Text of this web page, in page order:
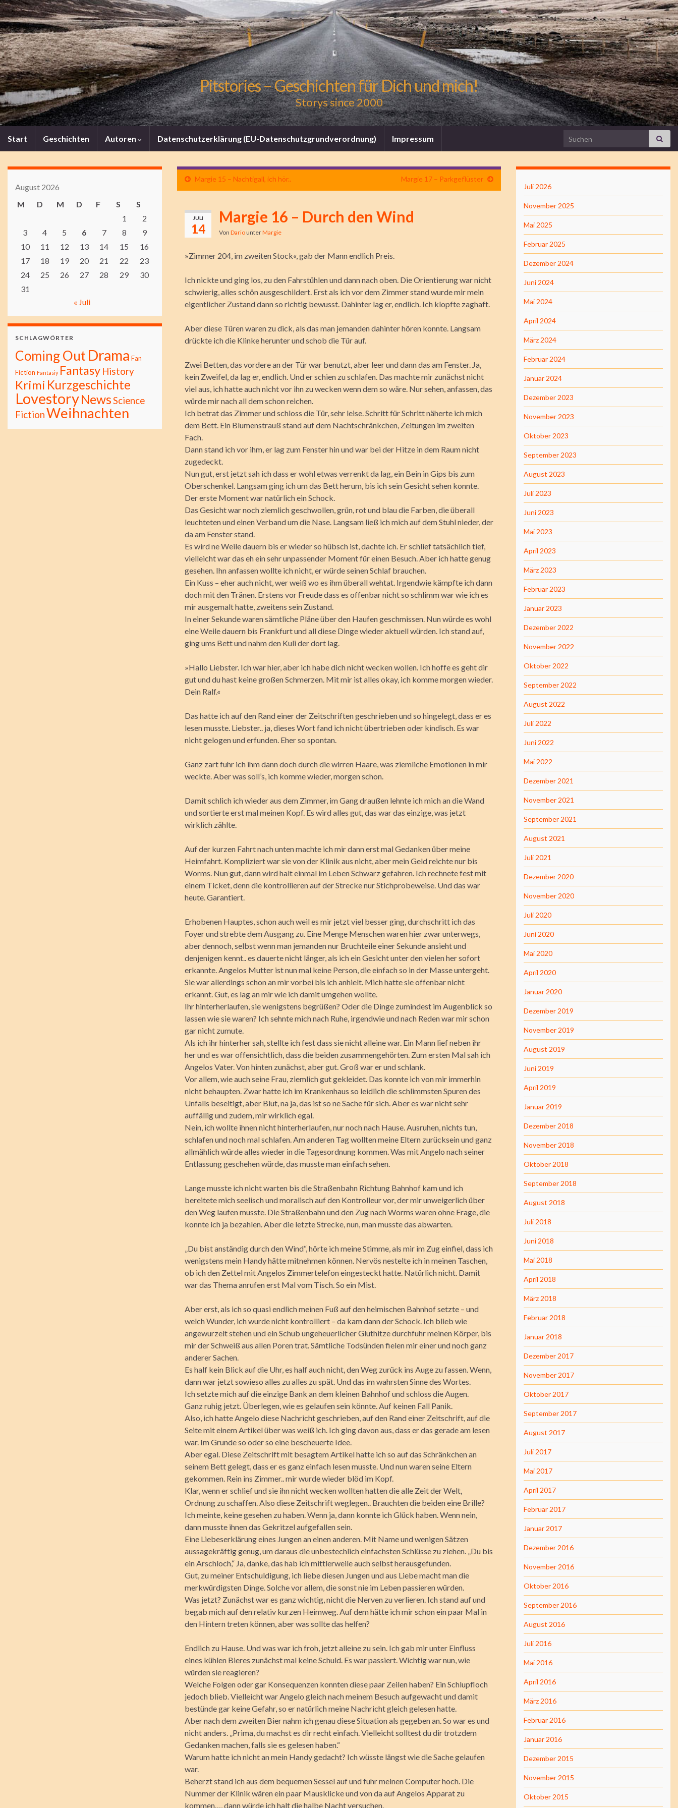
Pitstories – Geschichten für Dich und mich!
Storys since 2000
Start Geschichten Autoren Datenschutzerklärung (EU-Datenschutzgrundverordnung) Impressum Search for:
Margie 15 – Nachtigall, ich hör.. Margie 17 – Parkgeflüster
JULI
14
Margie 16 – Durch den Wind
Von DariounterMargie
»Zimmer 204, im zweiten Stock«, gab der Mann endlich Preis.
Ich nickte und ging los, zu den Fahrstühlen und dann nach oben. Die Orientierung war nicht
schwierig, alles schön ausgeschildert. Erst als ich vor dem Zimmer stand wurde mir mein
eigentlicher Zustand dann so richtig bewusst. Dahinter lag er, endlich. Ich klopfte zaghaft.
Aber diese Türen waren zu dick, als das man jemanden dahinter hören konnte. Langsam
drückte ich die Klinke herunter und schob die Tür auf.
Zwei Betten, das vordere an der Tür war benutzt, aber leer und dann das am Fenster. Ja,
kein Zweifel, da lag er, endlich. Und er schien zu schlafen. Das machte mir zunächst nicht
viel aus, ich hatte auch nicht vor ihn zu wecken wenn dem so wäre. Nur sehen, anfassen, das
würde mir nach all dem schon reichen.
Ich betrat das Zimmer und schloss die Tür, sehr leise. Schritt für Schritt näherte ich mich
dem Bett. Ein Blumenstrauß stand auf dem Nachtschränkchen, Zeitungen im zweiten
Fach.
Dann stand ich vor ihm, er lag zum Fenster hin und war bei der Hitze in dem Raum nicht
zugedeckt.
Nun gut, erst jetzt sah ich dass er wohl etwas verrenkt da lag, ein Bein in Gips bis zum
Oberschenkel. Langsam ging ich um das Bett herum, bis ich sein Gesicht sehen konnte.
Der erste Moment war natürlich ein Schock.
Das Gesicht war noch ziemlich geschwollen, grün, rot und blau die Farben, die überall
leuchteten und einen Verband um die Nase. Langsam ließ ich mich auf dem Stuhl nieder, der
da am Fenster stand.
Es wird ne Weile dauern bis er wieder so hübsch ist, dachte ich. Er schlief tatsächlich tief,
vielleicht war das eh ein sehr unpassender Moment für einen Besuch. Aber ich hatte genug
gesehen. Ihn anfassen wollte ich nicht, er würde seinen Schlaf brauchen.
Ein Kuss – eher auch nicht, wer weiß wo es ihm überall wehtat. Irgendwie kämpfte ich dann
doch mit den Tränen. Erstens vor Freude dass es offenbar nicht so schlimm war wie ich es
mir ausgemalt hatte, zweitens sein Zustand.
In einer Sekunde waren sämtliche Pläne über den Haufen geschmissen. Nun würde es wohl
eine Weile dauern bis Frankfurt und all diese Dinge wieder aktuell würden. Ich stand auf,
ging ums Bett und nahm den Kuli der dort lag.
»Hallo Liebster. Ich war hier, aber ich habe dich nicht wecken wollen. Ich hoffe es geht dir
gut und du hast keine großen Schmerzen. Mit mir ist alles okay, ich komme morgen wieder.
Dein Ralf.«
Das hatte ich auf den Rand einer der Zeitschriften geschrieben und so hingelegt, dass er es
lesen musste. Liebster.. ja, dieses Wort fand ich nicht übertrieben oder kindisch. Es war
nicht gelogen und erfunden. Eher so spontan.
Ganz zart fuhr ich ihm dann doch durch die wirren Haare, was ziemliche Emotionen in mir
weckte. Aber was soll’s, ich komme wieder, morgen schon.
Damit schlich ich wieder aus dem Zimmer, im Gang draußen lehnte ich mich an die Wand
und sortierte erst mal meinen Kopf. Es wird alles gut, das war das einzige, was jetzt
wirklich zählte.
Auf der kurzen Fahrt nach unten machte ich mir dann erst mal Gedanken über meine
Heimfahrt. Kompliziert war sie von der Klinik aus nicht, aber mein Geld reichte nur bis
Worms. Nun gut, dann wird halt einmal im Leben Schwarz gefahren. Ich rechnete fest mit
einem Ticket, denn die kontrollieren auf der Strecke nur Stichprobeweise. Und das war
heute. Garantiert.
Erhobenen Hauptes, schon auch weil es mir jetzt viel besser ging, durchschritt ich das
Foyer und strebte dem Ausgang zu. Eine Menge Menschen waren hier zwar unterwegs,
aber dennoch, selbst wenn man jemanden nur Bruchteile einer Sekunde ansieht und
denjenigen kennt.. es dauerte nicht länger, als ich ein Gesicht unter den vielen her sofort
erkannte. Angelos Mutter ist nun mal keine Person, die einfach so in der Masse untergeht.
Sie war allerdings schon an mir vorbei bis ich anhielt. Mich hatte sie offenbar nicht
erkannt. Gut, es lag an mir wie ich damit umgehen wollte.
Ihr hinterherlaufen, sie wenigstens begrüßen? Oder die Dinge zumindest im Augenblick so
lassen wie sie waren? Ich sehnte mich nach Ruhe, irgendwie und nach Reden war mir schon
gar nicht zumute.
Als ich ihr hinterher sah, stellte ich fest dass sie nicht alleine war. Ein Mann lief neben ihr
her und es war offensichtlich, dass die beiden zusammengehörten. Zum ersten Mal sah ich
Angelos Vater. Von hinten zunächst, aber gut. Groß war er und schlank.
Vor allem, wie auch seine Frau, ziemlich gut gekleidet. Das konnte ich von mir immerhin
nicht behaupten. Zwar hatte ich im Krankenhaus so leidlich die schlimmsten Spuren des
Unfalls beseitigt, aber Blut, na ja, das ist so ne Sache für sich. Aber es war nicht sehr
auffällig und zudem, mir wirklich egal.
Nein, ich wollte ihnen nicht hinterherlaufen, nur noch nach Hause. Ausruhen, nichts tun,
schlafen und noch mal schlafen. Am anderen Tag wollten meine Eltern zurücksein und ganz
allmählich würde alles wieder in die Tagesordnung kommen. Was mit Angelo nach seiner
Entlassung geschehen würde, das musste man einfach sehen.
Lange musste ich nicht warten bis die Straßenbahn Richtung Bahnhof kam und ich
bereitete mich seelisch und moralisch auf den Kontrolleur vor, der mir unweigerlich über
den Weg laufen musste. Die Straßenbahn und den Zug nach Worms waren ohne Frage, die
konnte ich ja bezahlen. Aber die letzte Strecke, nun, man musste das abwarten.
„Du bist anständig durch den Wind“, hörte ich meine Stimme, als mir im Zug einfiel, dass ich
wenigstens mein Handy hätte mitnehmen können. Nervös nestelte ich in meinen Taschen,
ob ich den Zettel mit Angelos Zimmertelefon eingesteckt hatte. Natürlich nicht. Damit
war das Thema anrufen erst Mal vom Tisch. So ein Mist.
Aber erst, als ich so quasi endlich meinen Fuß auf den heimischen Bahnhof setzte – und
welch Wunder, ich wurde nicht kontrolliert – da kam dann der Schock. Ich blieb wie
angewurzelt stehen und ein Schub ungeheuerlicher Gluthitze durchfuhr meinen Körper, bis
mir der Schweiß aus allen Poren trat. Sämtliche Todsünden fielen mir einer und noch ganz
anderer Sachen.
Es half kein Blick auf die Uhr, es half auch nicht, den Weg zurück ins Auge zu fassen. Wenn,
dann war jetzt sowieso alles zu alles zu spät. Und das im wahrsten Sinne des Wortes.
Ich setzte mich auf die einzige Bank an dem kleinen Bahnhof und schloss die Augen.
Ganz ruhig jetzt. Überlegen, wie es gelaufen sein könnte. Auf keinen Fall Panik.
Also, ich hatte Angelo diese Nachricht geschrieben, auf den Rand einer Zeitschrift, auf die
Seite mit einem Artikel über was weiß ich. Ich ging davon aus, dass er das gerade am lesen
war. Im Grunde so oder so eine bescheuerte Idee.
Aber egal. Diese Zeitschrift mit besagtem Artikel hatte ich so auf das Schränkchen an
seinem Bett gelegt, dass er es ganz einfach lesen musste. Und nun waren seine Eltern
gekommen. Rein ins Zimmer.. mir wurde wieder blöd im Kopf.
Klar, wenn er schlief und sie ihn nicht wecken wollten hatten die alle Zeit der Welt,
Ordnung zu schaffen. Also diese Zeitschrift weglegen.. Brauchten die beiden eine Brille?
Ich meinte, keine gesehen zu haben. Wenn ja, dann konnte ich Glück haben. Wenn nein,
dann musste ihnen das Gekritzel aufgefallen sein.
Eine Liebeserklärung eines Jungen an einen anderen. Mit Name und wenigen Sätzen
aussagekräftig genug, um daraus die unbestechlich einfachsten Schlüsse zu ziehen. „Du bis
ein Arschloch,“ Ja, danke, das hab ich mittlerweile auch selbst herausgefunden.
Gut, zu meiner Entschuldigung, ich liebe diesen Jungen und aus Liebe macht man die
merkwürdigsten Dinge. Solche vor allem, die sonst nie im Leben passieren würden.
Was jetzt? Zunächst war es ganz wichtig, nicht die Nerven zu verlieren. Ich stand auf und
begab mich auf den relativ kurzen Heimweg. Auf dem hätte ich mir schon ein paar Mal in
den Hintern treten können, aber was sollte das helfen?
Endlich zu Hause. Und was war ich froh, jetzt alleine zu sein. Ich gab mir unter Einfluss
eines kühlen Bieres zunächst mal keine Schuld. Es war passiert. Wichtig war nun, wie
würden sie reagieren?
Welche Folgen oder gar Konsequenzen konnten diese paar Zeilen haben? Ein Schlupfloch
jedoch blieb. Vielleicht war Angelo gleich nach meinem Besuch aufgewacht und damit
bestünde gar keine Gefahr, so er natürlich meine Nachricht gleich gelesen hatte.
Aber nach dem zweiten Bier nahm ich genau diese Situation als gegeben an. So war es und
nicht anders. „Prima, du machst es dir recht einfach. Vielleicht solltest du dir trotzdem
Gedanken machen, falls sie es gelesen haben.“
Warum hatte ich nicht an mein Handy gedacht? Ich wüsste längst wie die Sache gelaufen
war.
Beherzt stand ich aus dem bequemen Sessel auf und fuhr meinen Computer hoch. Die
Nummer der Klinik wären ein paar Mausklicke und von da auf Angelos Apparat zu
kommen…, dann würde ich halt die halbe Nacht versuchen.
August 2026
M
D M D F S
S
1
2
3
4 5 6 7 8
9
10
11 12 13 14 15
16
17
18 19 20 21 22
23
24
25 26 27 28 29
30
31
« Juli
SCHLAGWÖRTER
Coming OutDrama Fan
Fiction Fantasiy Fantasy History
Krimi Kurzgeschichte
LovestoryNewsScience
FictionWeihnachten
Juli 2026
November 2025
Mai 2025
Februar 2025
Dezember 2024
Juni 2024
Mai 2024
April 2024
März 2024
Februar 2024
Januar 2024
Dezember 2023
November 2023
Oktober 2023
September 2023
August 2023
Juli 2023
Juni 2023
Mai 2023
April 2023
März 2023
Februar 2023
Januar 2023
Dezember 2022
November 2022
Oktober 2022
September 2022
August 2022
Juli 2022
Juni 2022
Mai 2022
Dezember 2021
November 2021
September 2021
August 2021
Juli 2021
Dezember 2020
November 2020
Juli 2020
Juni 2020
Mai 2020
April 2020
Januar 2020
Dezember 2019
November 2019
August 2019
Juni 2019
April 2019
Januar 2019
Dezember 2018
November 2018
Oktober 2018
September 2018
August 2018
Juli 2018
Juni 2018
Mai 2018
April 2018
März 2018
Februar 2018
Januar 2018
Dezember 2017
November 2017
Oktober 2017
September 2017
August 2017
Juli 2017
Mai 2017
April 2017
Februar 2017
Januar 2017
Dezember 2016
November 2016
Oktober 2016
September 2016
August 2016
Juli 2016
Mai 2016
April 2016
März 2016
Februar 2016
Januar 2016
Dezember 2015
November 2015
Oktober 2015